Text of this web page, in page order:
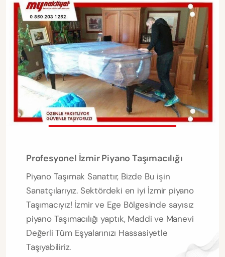
Profesyonel İzmir Piyano Taşımacılığı
Piyano Taşımak Sanattır, Bizde Bu işin
Sanatçılarıyız. Sektördeki en iyi İzmir piyano
Taşımacıyız! İzmir ve Ege Bölgesinde sayısız
piyano Taşımacılığı yaptık, Maddi ve Manevi
Değerli Tüm Eşyalarınızı Hassasiyetle
Taşıyabiliriz.